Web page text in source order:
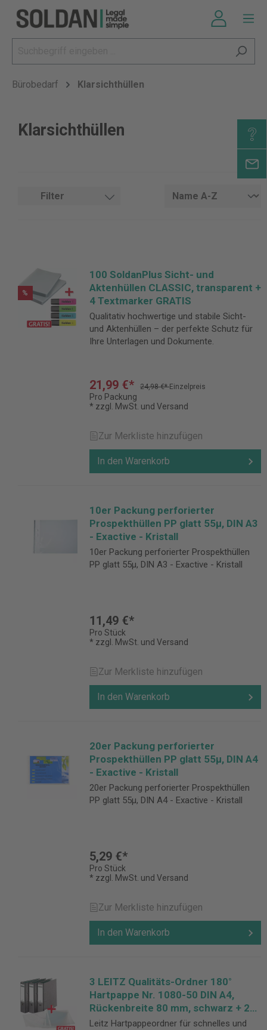
Bürobedarf Klarsichthüllen
Klarsichthüllen
Filter
%
100 SoldanPlus Sicht- und
Aktenhüllen CLASSIC, transparent +
4 Textmarker GRATIS
Qualitativ hochwertige und stabile Sicht-
und Aktenhüllen – der perfekte Schutz für
Ihre Unterlagen und Dokumente.
21,99 €* 24,98 €*Einzelpreis
Pro Packung
* zzgl. MwSt. und Versand
Zur Merkliste hinzufügen
In den Warenkorb
10er Packung perforierter
Prospekthüllen PP glatt 55µ, DIN A3
- Exactive - Kristall
10er Packung perforierter Prospekthüllen
PP glatt 55µ, DIN A3 - Exactive - Kristall
11,49 €*
Pro Stück
* zzgl. MwSt. und Versand
Zur Merkliste hinzufügen
In den Warenkorb
20er Packung perforierter
Prospekthüllen PP glatt 55µ, DIN A4
- Exactive - Kristall
20er Packung perforierter Prospekthüllen
PP glatt 55µ, DIN A4 - Exactive - Kristall
5,29 €*
Pro Stück
* zzgl. MwSt. und Versand
Zur Merkliste hinzufügen
In den Warenkorb
3 LEITZ Qualitäts-Ordner 180°
Hartpappe Nr. 1080-50 DIN A4,
Rückenbreite 80 mm, schwarz + 25
Prospekthüllen GRATIS
Leitz Hartpappeordner für schnelles und